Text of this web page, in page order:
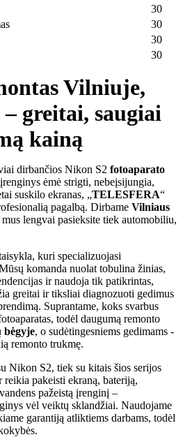
30
30
30
30
Vilniuje,
greitai, saugiai
kainą
dirbančios Nikon S2 fotoaparato
ėmė strigti, nebeįsijungia,
suskilo ekranas, „TELESFERA“
pagalbą. Dirbame Vilniaus
mus lengvai pasieksite tiek automobiliu,
kuri specializuojasi
komanda nuolat tobulina žinias,
ir naudoja tik patikrintas,
greitai ir tiksliai diagnozuoti gedimus
Suprantame, koks svarbus
todėl daugumą remonto
bėgyje, o sudėtingesniems gedimams -
remonto trukmę.
Nikon S2, tiek su kitais šios serijos
pakeisti ekraną, bateriją,
pažeistą įrenginį –
vėl veiktų sklandžiai. Naudojame
garantiją atliktiems darbams, todėl